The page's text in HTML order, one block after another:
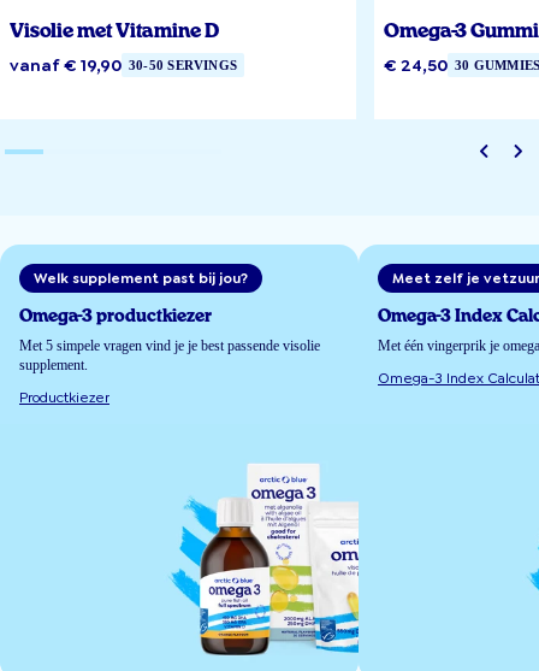
Visolie met Vitamine D
vanaf € 19,90 30-50 SERVINGS
Omega-3
€ 24,50 30
Welk supplement past bij jou?
Omega-3 productkiezer
Met 5 simpele vragen vind je je best passende visolie
supplement.
Productkiezer
Meet zelf je
Omega-3 Index
Met één vingerprik je
Omega-3 Index